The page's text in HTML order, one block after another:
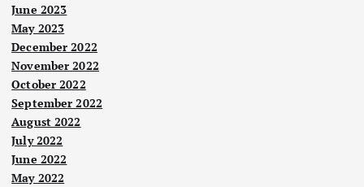
June 2023
May 2023
December 2022
November 2022
October 2022
September 2022
August 2022
July 2022
June 2022
May 2022